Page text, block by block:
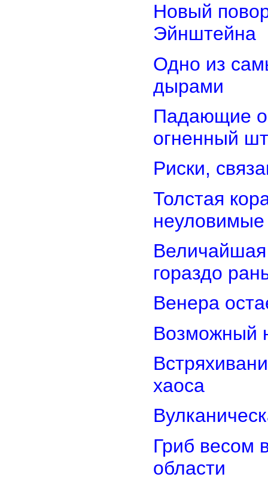
Новый
Эйнштейна
Одно из
дырами
Падающие
огненный
Риски,
Толстая
Величайшая
гораздо
Венера
Возможный
хаоса
Гриб весом
области